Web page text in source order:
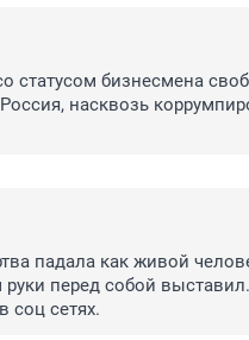
статусом бизнесмена
насквозь
падала как живой
перед собой
соц сетях.